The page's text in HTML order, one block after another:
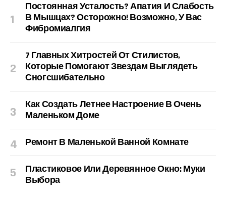
Постоянная Усталость? Апатия И Слабость
В Мышцах? Осторожно! Возможно, У Вас
Фибромиалгия
7 Главных Хитростей От Стилистов,
Которые Помогают Звездам Выглядеть
Сногсшибательно
Как Создать Летнее Настроение В Очень
Маленьком Доме
Ремонт В Маленькой Ванной Комнате
Пластиковое Или Деревянное Окно: Муки
Выбора